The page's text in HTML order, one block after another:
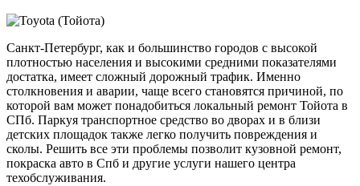
Санкт-Петербург, как и большинство городов с высокой
плотностью населения и высокими средними показателями
достатка, имеет сложный дорожный трафик. Именно
столкновения и аварии, чаще всего становятся причиной, по
которой вам может понадобиться локальный ремонт Тойота в
СПб. Паркуя транспортное средство во дворах и в близи
детских площадок также легко получить повреждения и
сколы. Решить все эти проблемы позволит кузовной ремонт,
покраска авто в Спб и другие услуги нашего центра
техобслуживания.